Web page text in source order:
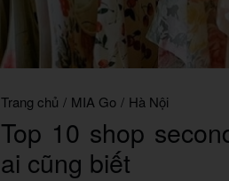
Trang chủ / MIA Go / Hà Nội
Top 10 shop
ai cũng biết